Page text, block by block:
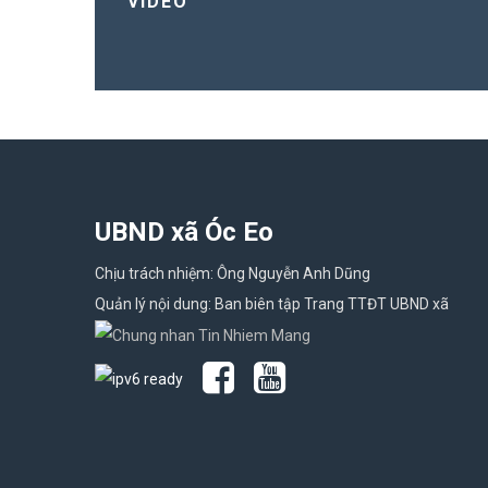
UBND xã Óc Eo
Chịu trách nhiệm: Ông Nguyễn Anh Dũng
Quản lý nội dung: Ban biên tập Trang TTĐT UBND xã